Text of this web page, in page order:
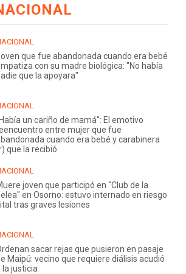
que fue abandonada cuando era bebé
con su madre biológica: "No había
que la apoyara"
un cariño de mamá": El emotivo
entre mujer que fue
cuando era bebé y carabinera
que la recibió
joven que participó en "Club de la
en Osorno: estuvo internado en riesgo
tras graves lesiones
sacar rejas que pusieron en pasaje
Maipú: vecino que requiere diálisis acudió
la justicia